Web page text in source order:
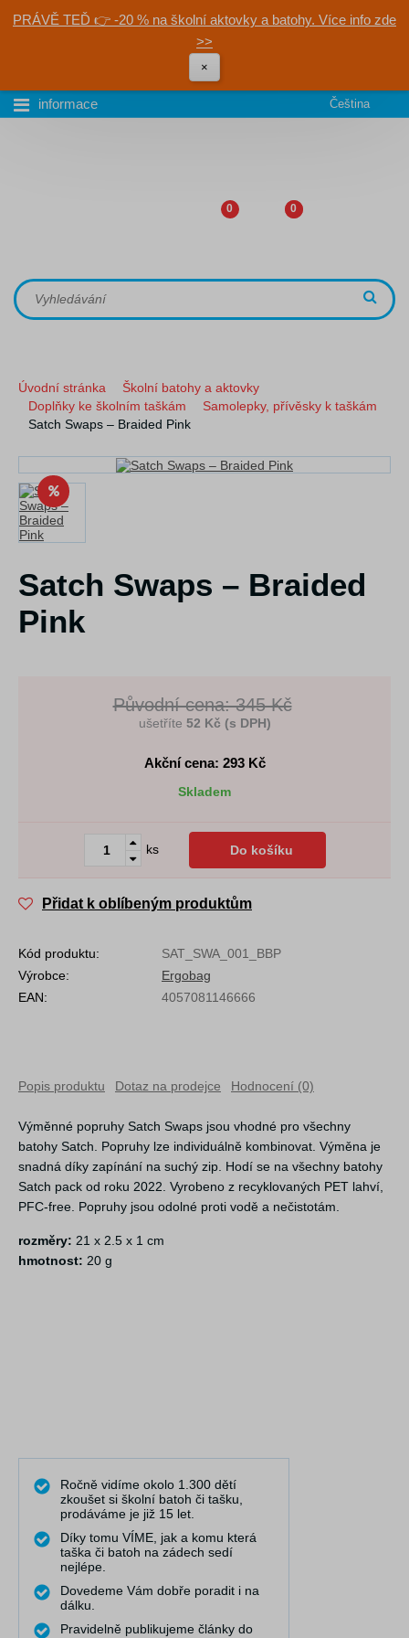
PRÁVĚ TEĎ 👉 -20 % na školní aktovky a batohy. Více info zde
>>
×
informace Čeština
0 0
Úvodní stránka
Školní batohy a aktovky
Doplňky ke školním taškám
Samolepky, přívěsky k taškám
Satch Swaps – Braided Pink
Satch Swaps – Braided
Pink
Původní cena: 345 Kč
ušetříte 52 Kč (s DPH)
Akční cena: 293Kč
Skladem
ks Do košíku
Přidat k oblíbeným produktům
Kód produktu:
SAT_SWA_001_BBP
Výrobce:
Ergobag
EAN:
4057081146666
Popis produktu Dotaz na prodejce Hodnocení (0)
Výměnné popruhy Satch Swaps jsou vhodné pro všechny
batohy Satch. Popruhy lze individuálně kombinovat. Výměna je
snadná díky zapínání na suchý zip. Hodí se na všechny batohy
Satch pack od roku 2022. Vyrobeno z recyklovaných PET lahví,
PFC-free. Popruhy jsou odolné proti vodě a nečistotám.
rozměry: 21 x 2.5 x 1 cm
hmotnost: 20 g
Ročně vidíme okolo 1.300 dětí
zkoušet si školní batoh či tašku,
prodáváme je již 15 let.
Díky tomu VÍME, jak a komu která
taška či batoh na zádech sedí
nejlépe.
Dovedeme Vám dobře poradit i na
dálku.
Pravidelně publikujeme články do